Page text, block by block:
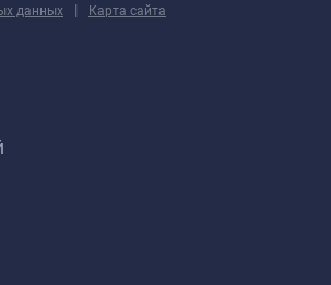
данных | Карта сайта